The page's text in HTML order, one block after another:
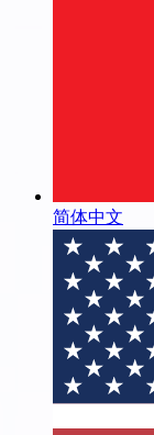
简体中文